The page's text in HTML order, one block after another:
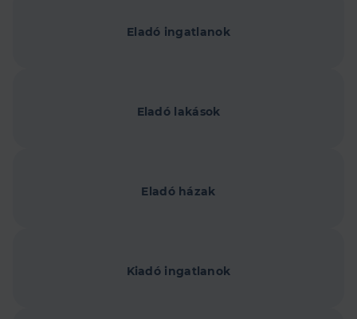
Eladó ingatlanok
Eladó lakások
Eladó házak
Kiadó ingatlanok